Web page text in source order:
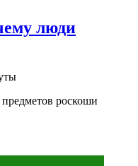
люди
роскоши